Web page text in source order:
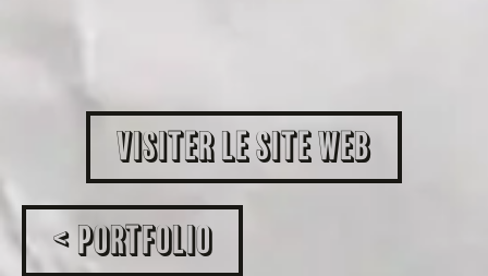
< Portfolio
Visiter le site web